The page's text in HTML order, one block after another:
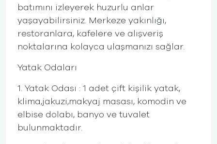
batımını izleyerek huzurlu anlar
yaşayabilirsiniz. Merkeze yakınlığı,
restoranlara, kafelere ve alışveriş
noktalarına kolayca ulaşmanızı sağlar.
Yatak Odaları
1. Yatak Odası : 1 adet çift kişilik yatak,
klima,jakuzi,makyaj masası, komodin ve
elbise dolabı, banyo ve tuvalet
bulunmaktadır.